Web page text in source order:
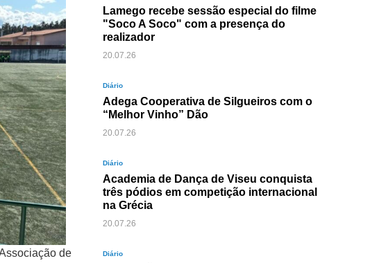
de
Lamego recebe sessão especial do filme
"Soco A Soco" com a presença do
realizador
20.07.26
Diário
Adega Cooperativa de Silgueiros com o
“Melhor Vinho” Dão
20.07.26
Diário
Academia de Dança de Viseu conquista
três pódios em competição internacional
na Grécia
20.07.26
Diário